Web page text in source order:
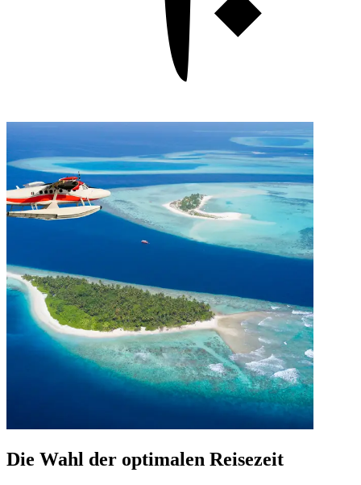
Die Wahl der optimalen Reisezeit